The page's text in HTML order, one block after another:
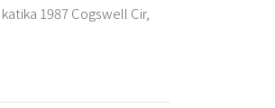
1987 Cogswell Cir,